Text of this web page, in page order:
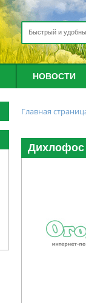
НОВОСТИ
Главная
Дихлофос